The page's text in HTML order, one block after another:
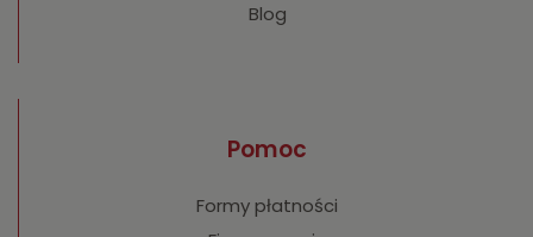
Blog
Pomoc
Formy płatności